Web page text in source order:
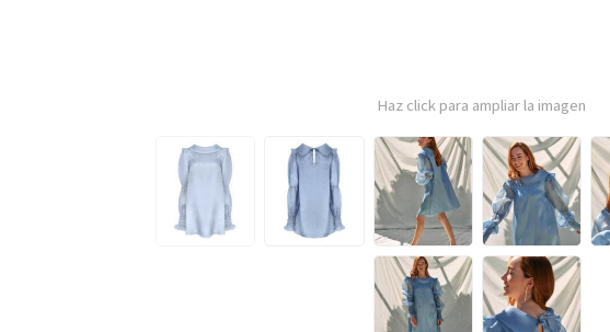
Haz click para ampliar la imagen